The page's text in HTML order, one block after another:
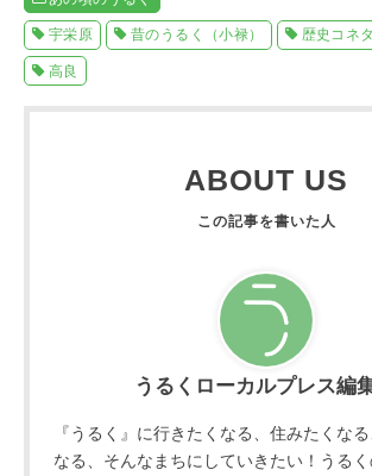
宇栄原 昔のうるく（小禄） 歴史コネタ
高良
ABOUT US
うるくローカルプレス編
『うるく』に行きたくなる、住みたくな
なる、そんなまちにしていきたい！うる